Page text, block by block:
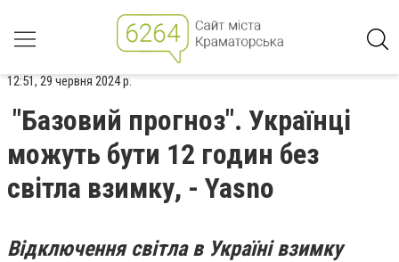
12:51, 29 червня 2024 р.
"Базовий прогноз". Українці
можуть бути 12 годин без
світла взимку, - Yasno
Відключення світла в Україні взимку